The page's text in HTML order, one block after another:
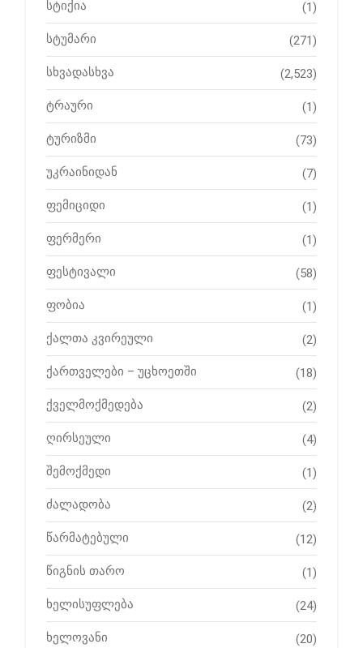
სტიქია (1)
სტუმარი (271)
სხვადასხვა (2,523)
ტრაური (1)
ტურიზმი (73)
უკრაინიდან (7)
ფემიციდი (1)
ფერმერი (1)
ფესტივალი (58)
ფობია (1)
ქალთა კვირეული (2)
ქართველები – უცხოეთში (18)
ქველმოქმედება (2)
ღირსეული (4)
შემოქმედი (1)
ძალადობა (2)
წარმატებული (12)
წიგნის თარო (1)
ხელისუფლება (24)
ხელოვანი (20)